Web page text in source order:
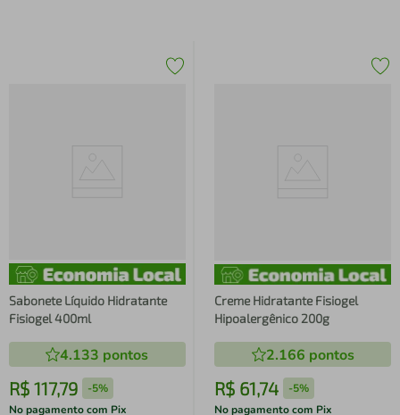
Sabonete Líquido Hidratante
Fisiogel 400ml
4.133 pontos
R$ 117,79 -5%
No pagamento com Pix
Creme Hidratante Fisiogel
Hipoalergênico 200g
2.166 pontos
R$ 61,74 -5%
No pagamento com Pix